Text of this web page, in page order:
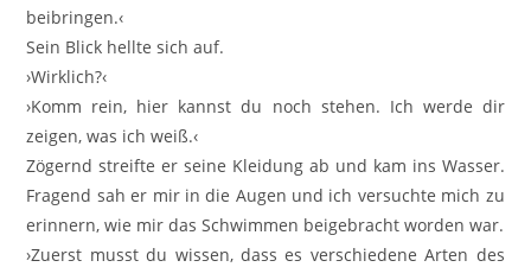
beibringen.‹
Sein Blick hellte sich auf.
›Wirklich?‹
›Komm rein, hier kannst du noch stehen. Ich werde dir
zeigen, was ich weiß.‹
Zögernd streifte er seine Kleidung ab und kam ins Wasser.
Fragend sah er mir in die Augen und ich versuchte mich zu
erinnern, wie mir das Schwimmen beigebracht worden war.
›Zuerst musst du wissen, dass es verschiedene Arten des